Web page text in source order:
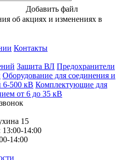
Добавить файл
об акциях и изменениях в
Контакты
Защита ВЛ Предохранители
Оборудование для соединения и
6-500 кВ Комплектующие для
от 6 до 35 кВ
15
14:00
14:00